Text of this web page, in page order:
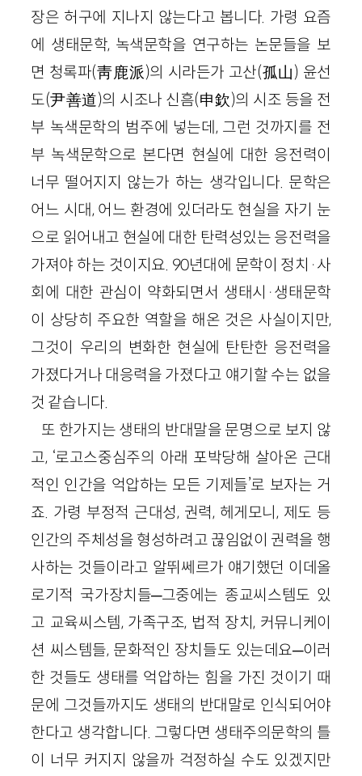
장은 허구에 지나지 않는다고 봅니다. 가령 요즘
에 생태문학, 녹색문학을 연구하는 논문들을 보
면 청록파(靑鹿派)의 시라든가 고산(孤山) 윤선
도(尹善道)의 시조나 신흠(申欽)의 시조 등을 전
부 녹색문학의 범주에 넣는데, 그런 것까지를 전
부 녹색문학으로 본다면 현실에 대한 응전력이
너무 떨어지지 않는가 하는 생각입니다. 문학은
어느 시대, 어느 환경에 있더라도 현실을 자기 눈
으로 읽어내고 현실에 대한 탄력성있는 응전력을
가져야 하는 것이지요. 90년대에 문학이 정치·사
회에 대한 관심이 약화되면서 생태시·생태문학
이 상당히 주요한 역할을 해온 것은 사실이지만,
그것이 우리의 변화한 현실에 탄탄한 응전력을
가졌다거나 대응력을 가졌다고 얘기할 수는 없을
것 같습니다.
또 한가지는 생태의 반대말을 문명으로 보지 않
고, ‘로고스중심주의 아래 포박당해 살아온 근대
적인 인간을 억압하는 모든 기제들’로 보자는 거
죠. 가령 부정적 근대성, 권력, 헤게모니, 제도 등
인간의 주체성을 형성하려고 끊임없이 권력을 행
사하는 것들이라고 알뛰쎄르가 얘기했던 이데올
로기적 국가장치들─그중에는 종교씨스템도 있
고 교육씨스템, 가족구조, 법적 장치, 커뮤니케이
션 씨스템들, 문화적인 장치들도 있는데요─이러
한 것들도 생태를 억압하는 힘을 가진 것이기 때
문에 그것들까지도 생태의 반대말로 인식되어야
한다고 생각합니다. 그렇다면 생태주의문학의 틀
이 너무 커지지 않을까 걱정하실 수도 있겠지만